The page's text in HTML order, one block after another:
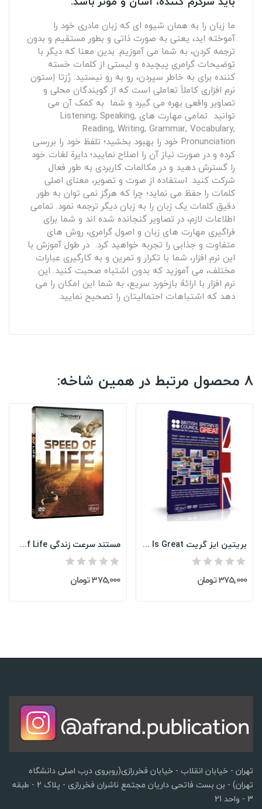
ما زبان را به همان شیوه ای که زبان مادری خود را
آموخته اید، یعنی به صورت ذاتی و بطور مستقیم و بدون
ترجمه کردن، به شما می آموزیم. بدین معنا که دیگر با
توضیحات گرامری پیچیده و لیستی از کلمات خسته
کننده برای به خاطر سپردن، رو به رو نیستید. رُزتا اِستون
نرم افزاری کاملاً تعاملی است که از گویندگان محلی و
تصاویر واقعی بهره می گیرد و شما به کمک آن می
توانید تمامی مهارت های Listening, Speaking,
Reading, Writing, Grammar, Vocabulary,
Pronunciation خود را بهبود بخشید؛ تلفظ خود را بررسی
کرده و در صورت نیاز آن را اصلاح نمایید؛ دایرة لغات خود
را گسترش دهید و در مکالمات کاربردی به طور فعال
شرکت کنید. استفاده از صوت و تصویر، معنای اصلی
کلمات را حفظ می نماید؛ چرا که هرگز نمی توان به طور
دقیق کلمات یک زبان را به زبان دیگر ترجمه نمود. تمامی
اطلاعات لازم، در تصاویر گنجانده شده اند و شما برای
فراگیری مهارت های زبان و اصول گرامری، روش های
متفاوت و جذابی را تجربه خواهید کرد. در طول آموزش با
این نرم افزار، شما با تکرار و تمرین و به کارگیری عبارات
مختلف، می آموزید که بدون اشتباه صحبت کنید. این
نرم افزار با ارائة بازخورد سریع، به شما این امکان را می
دهد که اشتباهات احتمالیتان را تصحیح نمایید.
8 محصول مرتبط در همین شاخه:
مستند سرعت زندگی Speed of Life
375,000 تومان
بریتین ایز گریت British Council-Britain Is Great
375,000 تومان
تهران - خیابان انقلاب - خیابان فخررازی(روبروی درب اصلی دانشگاه
تهران) - بن بست فاتحی داریان مجتمع ناشران فخررازی - پلاک 2 - طبقه
3 - واحد 21